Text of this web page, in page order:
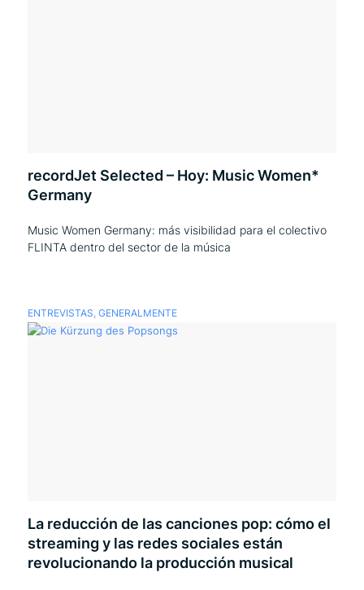
recordJet Selected – Hoy: Music Women*
Germany
Music Women Germany: más visibilidad para el colectivo
FLINTA dentro del sector de la música
ENTREVISTAS, GENERALMENTE
La reducción de las canciones pop: cómo el
streaming y las redes sociales están
revolucionando la producción musical